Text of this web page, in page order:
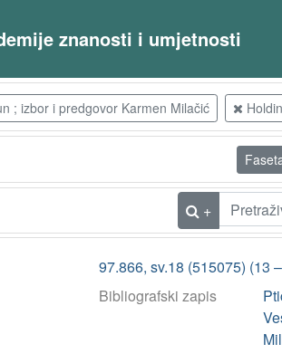
znanosti i umjetnosti
; izbor i predgovor Karmen Milačić
+
97.866, sv.18 (515075) (13
Bibliografski zapis